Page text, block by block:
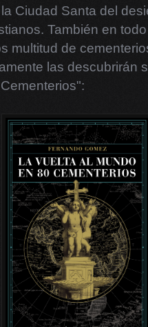
Ciudad Santa del
También en
multitud de
las descubrirán